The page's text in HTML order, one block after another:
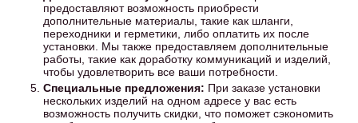
предоставляют возможность приобрести
дополнительные материалы, такие как шланги,
переходники и герметики, либо оплатить их после
установки. Мы также предоставляем дополнительные
работы, такие как доработку коммуникаций и изделий,
чтобы удовлетворить все ваши потребности.
Специальные предложения: При заказе установки
нескольких изделий на одном адресе у вас есть
возможность получить скидки, что поможет сэкономить